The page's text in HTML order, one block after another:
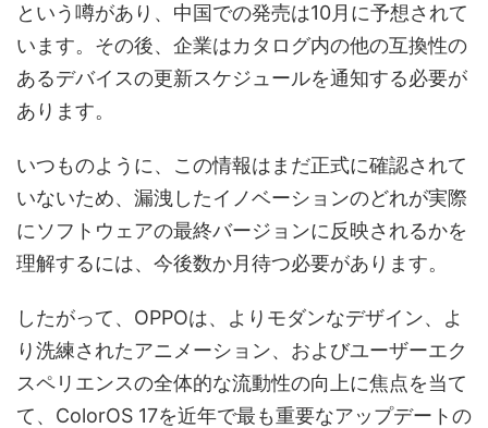
という噂があり、中国での発売は10月に予想されて
います。その後、企業はカタログ内の他の互換性の
あるデバイスの更新スケジュールを通知する必要が
あります。
いつものように、この情報はまだ正式に確認されて
いないため、漏洩したイノベーションのどれが実際
にソフトウェアの最終バージョンに反映されるかを
理解するには、今後数か月待つ必要があります。
したがって、OPPOは、よりモダンなデザイン、よ
り洗練されたアニメーション、およびユーザーエク
スペリエンスの全体的な流動性の向上に焦点を当て
て、ColorOS 17を近年で最も重要なアップデートの